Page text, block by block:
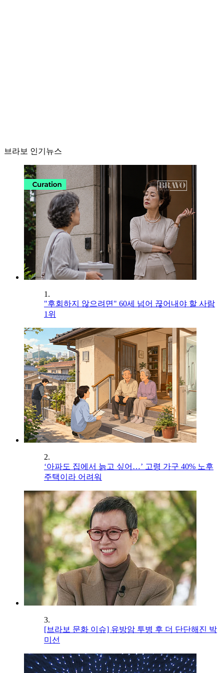
브라보 인기뉴스
1.
"후회하지 않으려면" 60세 넘어 끊어내야 할 사람
1위
2.
‘아파도 집에서 늙고 싶어…’ 고령 가구 40% 노후
주택이라 어려워
3.
[브라보 문화 이슈] 유방암 투병 후 더 단단해진 박
미선